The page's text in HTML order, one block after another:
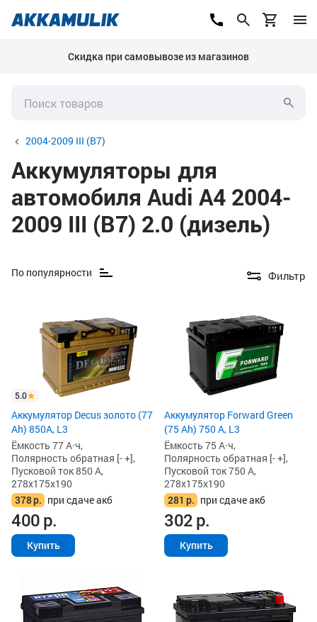
Скидка при самовывозе из магазинов
2004-2009 III (B7)
Аккумуляторы для
автомобиля Audi A4 2004-
2009 III (B7) 2.0 (дизель)
По популярности Фильтр
5.0
Аккумулятор Decus золото (77
Ah) 850А, L3
Ёмкость 77 А·ч,
Полярность обратная [- +],
Пусковой ток 850 А,
278x175x190
378р. при сдаче акб
400р.
Купить
Аккумулятор Forward Green
(75 Ah) 750 А, L3
Ёмкость 75 А·ч,
Полярность обратная [- +],
Пусковой ток 750 А,
278x175x190
281 р. при сдаче акб
302р.
Купить